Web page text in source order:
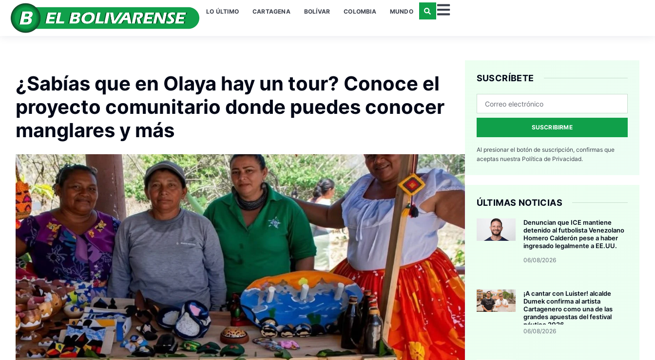
LO ÚLTIMO CARTAGENA BOLÍVAR COLOMBIA MUNDO
¿Sabías que en Olaya hay un tour? Conoce el
proyecto comunitario donde puedes conocer
manglares y más
SUSCRÍBETE
SUSCRIBIRME
Al presionar el botón de suscripción, confirmas que
aceptas nuestra Política de Privacidad.
ÚLTIMAS NOTICIAS
Denuncian que ICE mantiene
detenido al futbolista Venezolano
Homero Calderón pese a haber
ingresado legalmente a EE.UU.
06/08/2026
¡A cantar con Luister! alcalde
Dumek confirma al artista
Cartagenero como una de las
grandes apuestas del festival
náutico 2026
06/08/2026